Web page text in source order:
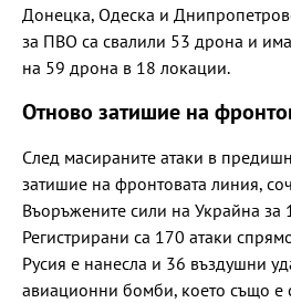
Донецка, Одеска и
за ПВО са свалили 53 дрона и
на 59 дрона в 18 локации.
Отново затишие на
След масираните атаки в
затишие на фронтовата линия,
Въоръжените сили на Украйна за
Регистрирани са 170 атаки
Русия е нанесла и 36 въздушни
авиационни бомби, което също е